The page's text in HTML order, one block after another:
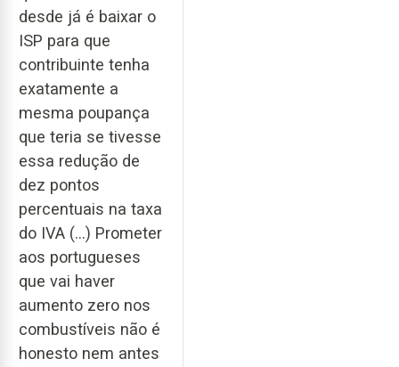
desde já é baixar o
ISP para que
contribuinte tenha
exatamente a
mesma poupança
que teria se tivesse
essa redução de
dez pontos
percentuais na taxa
do IVA (…) Prometer
aos portugueses
que vai haver
aumento zero nos
combustíveis não é
honesto nem antes